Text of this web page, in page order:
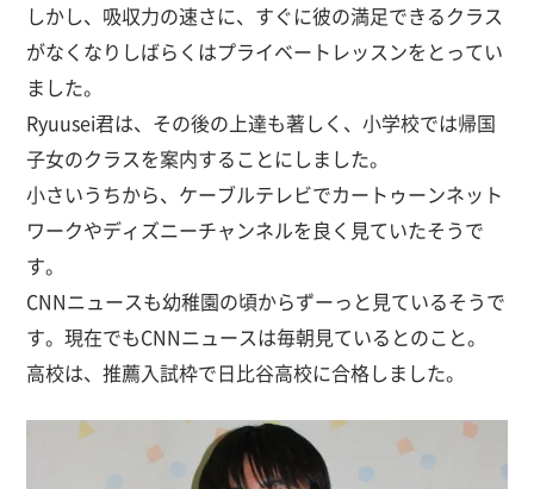
しかし、吸収力の速さに、すぐに彼の満足できるクラス
がなくなりしばらくはプライベートレッスンをとってい
ました。
Ryuusei君は、その後の上達も著しく、小学校では帰国
子女のクラスを案内することにしました。
小さいうちから、ケーブルテレビでカートゥーンネット
ワークやディズニーチャンネルを良く見ていたそうで
す。
CNNニュースも幼稚園の頃からずーっと見ているそうで
す。現在でもCNNニュースは毎朝見ているとのこと。
高校は、推薦入試枠で日比谷高校に合格しました。